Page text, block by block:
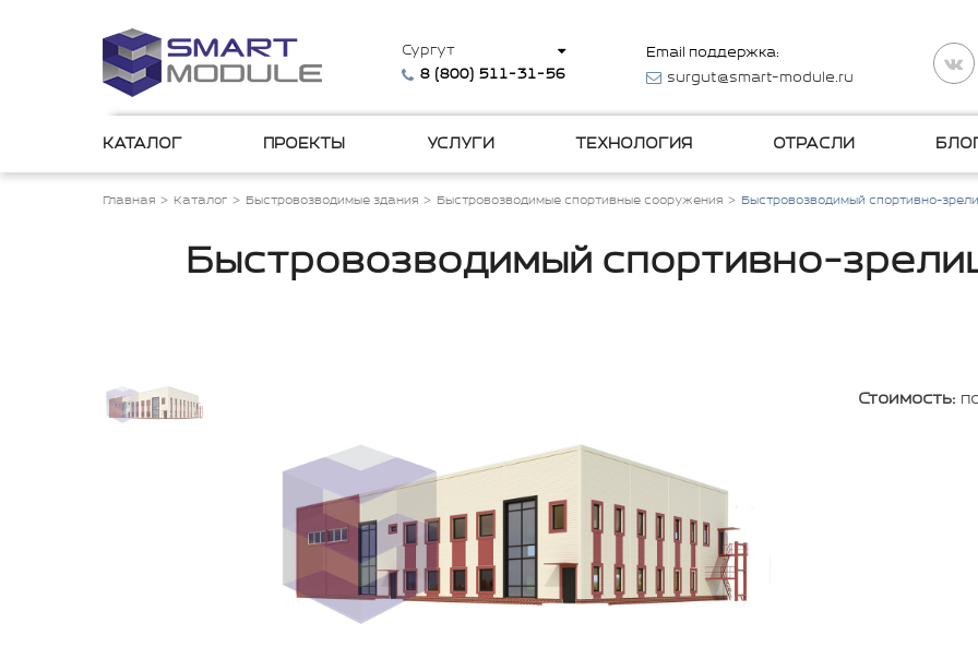
Сургут
8 (800) 511-31-56
Email поддержка:
surgut@smart-module.ru
КАТАЛОГ ПРОЕКТЫ УСЛУГИ ТЕХНОЛОГИЯ ОТРАСЛИ
Главная Каталог Быстровозводимые здания Быстровозводимые спортивные сооружения Быстровозводимый спортивно-
Быстровозводимый спортивно-
Стоимость: